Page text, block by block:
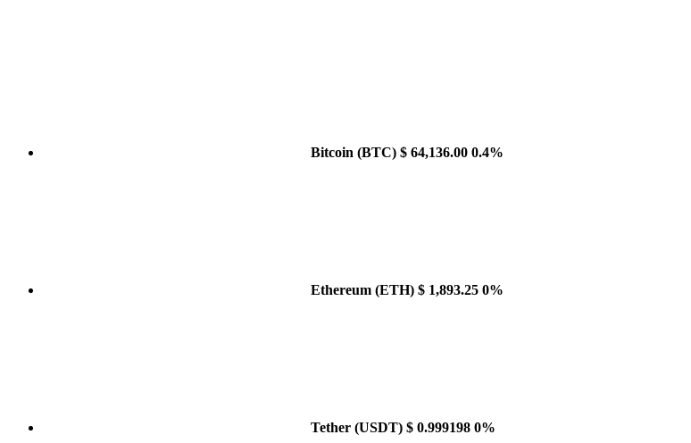
Bitcoin (BTC) $ 64,136.00 0.4%
Ethereum (ETH) $ 1,893.25 0%
Tether (USDT) $ 0.999198 0%